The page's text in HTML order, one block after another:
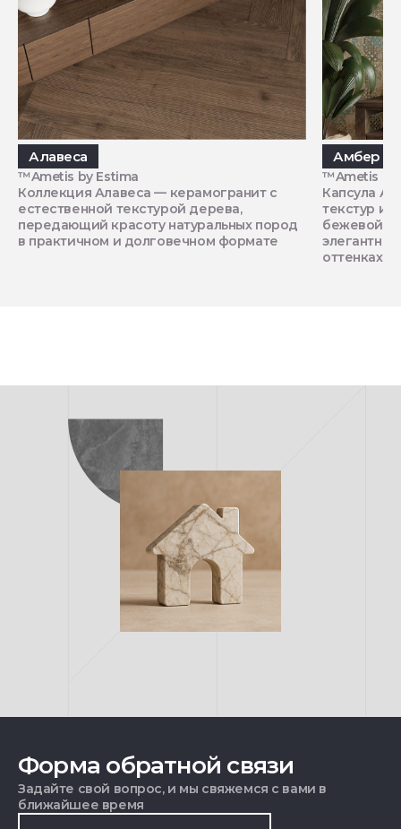
Алавеса
™Ametis by Estima
Коллекция Алавеса — керамогранит с
естественной текстурой дерева,
передающий красоту натуральных пород
в практичном и долговечном формате
Амбер
™Ametis by
Капсула
текстур и
бежевой
оттенках
Форма обратной связи
Задайте свой вопрос, и мы свяжемся с вами в
ближайшее время